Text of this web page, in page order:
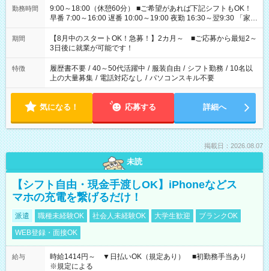
勤務時間
9:00～18:00（休憩60分） ■ご希望があれば下記シフトもOK！
早番 7:00～16:00 遅番 10:00～19:00 夜勤 16:30～翌9:30 「家族
と休みを合わせたい」 「余裕を持って夕飯の準備がしたい」
「できれば残業はしたくない」 など、ご希望を教えてください
ね。 ※Wワーク希望の方へ 今ご覧のお仕事で希望する勤務時間
と、もう1つのお仕事の勤務時間。 合計で週40時間を超える場
合は応募できません。
期間
【8月中のスタートOK！急募！】2カ月～ ■ご応募から最短2～
3日後に就業が可能です！
特徴 履歴書不要 / 40～50代活躍中 / 服装自由 / シフト勤務 / 10名以
上の大量募集 / 電話対応なし / パソコンスキル不要
気になる！ 応募する 詳細へ
掲載日：2026.08.07
未読
【シフト自由・現金手渡しOK】iPhoneなどス
マホの充電を繋げるだけ！
派遣 職種未経験OK 社会人未経験OK 大学生歓迎
ブランクOK
WEB登録・面接OK
給与
時給1414円～ ▼日払いOK（規定あり） ■初勤務手当あり
※規定による